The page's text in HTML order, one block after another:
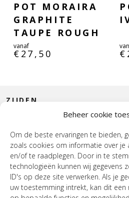
Beheer cookie
Om de beste ervaringen te bieden,
zoals cookies om informatie over
en/of te raadplegen. Door in te
technologieën kunnen wij gegevens
ID's op deze site verwerken. Als je
uw toestemming intrekt, kan dit een
POT MORAIRA
GRAPHITE
TAUPE ROUGH
vanaf
€ 27,50 €
HOUSE OF WURPEL
ZIJDEN
INTERIEUR